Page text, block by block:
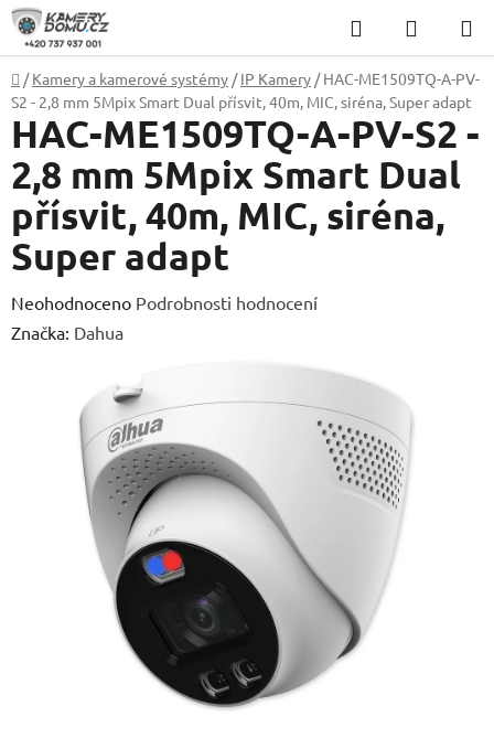
Přejít
obsah
Hledat
KOŠÍK
Domů
/ Kamery a kamerové systémy / IP Kamery / HAC-ME1509TQ-A-PV-
S2 - 2,8 mm 5Mpix Smart Dual přísvit, 40m, MIC, siréna, Super adapt
HAC-ME1509TQ-A-PV-S2 -
2,8 mm 5Mpix Smart Dual
přísvit, 40m, MIC, siréna,
Super adapt
Průměrné
hodnocení
hvězdiček.
Neohodnoceno Podrobnosti hodnocení
Značka: Dahua